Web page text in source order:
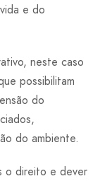
e do
neste caso
possibilitam
do
do ambiente.
o direito e dever